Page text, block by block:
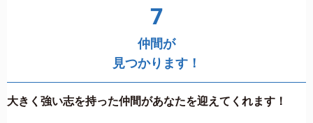
7
仲間が
見つかります！
大きく強い志を持った仲間があなたを迎えてくれます！